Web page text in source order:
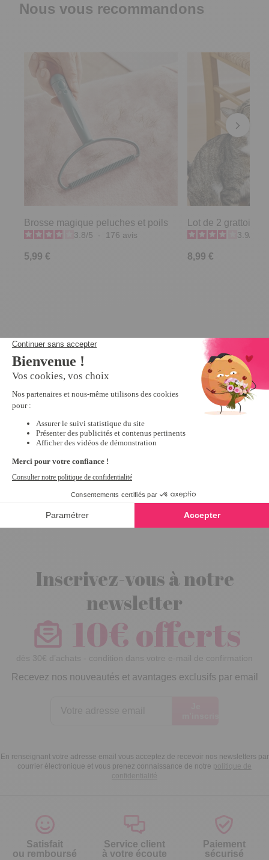
Nous vous recommandons
Brosse magique peluches et poils
3.8/5 - 176 avis
5,99 €
Lot de 2 grattoirs
3.9/
8,99 €
Derniers articles consultés
Bac à litière +
Inscrivez-vous à notre
newsletter
10€ offerts
dès 30€ d’achats - condition dans votre e-mail de confirmation
Recevez nos nouveautés et avantages exclusifs par email
En renseignant votre adresse email vous acceptez de recevoir nos newsletters par
courrier électronique et vous prenez connaissance de notre politique de
confidentialité
Satisfait
ou remboursé
Service client
à votre écoute
Paiement
sécurisé